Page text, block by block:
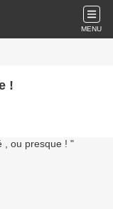
MENU
Chapitre 2180 : l'été , ou presque !